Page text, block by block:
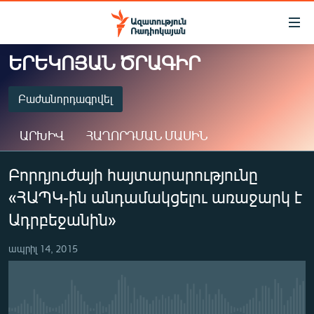
Մատչելիության
Անցնել
հիմնական
բովանդակությանը
Անցնել
մենյուին
Որոնում
ԱԶԱՏՈՒԹՅՈՒՆ TV
ՀԱՅԱՍՏԱՆ
ԸՆՏՐՈՒԹՅՈՒՆՆԵՐ 2026
ԻՐԱՎՈՒՆՔ
ՀԱՍԱՐԱԿՈՒԹՅՈՒՆ
ՏՆՏԵՍՈՒԹՅՈՒՆ
ՂԱՐԱԲԱՂ
ԵՐԵԿՈՅԱՆ ԾՐԱԳԻՐ
Բաժանորդագրվել
Spotify
ԱՐԽԻՎ ՀԱՂՈՐԴՄԱՆ ՄԱՍԻՆ
Բորդյուժայի հայտարարությունը
«ՀԱՊԿ-ին անդամակցելու առաջարկ է
Ադրբեջանին»
ապրիլ 14, 2015